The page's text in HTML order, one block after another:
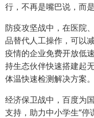
行，不再是嘴巴说，而
防疫攻坚战中，在医院
品替代人工操作，可以
疫情的企业免费开放低
持生态伙伴快速搭建起
体温快速检测解决方案。
经济保卫战中，百度为
支持，助力中小学生“停